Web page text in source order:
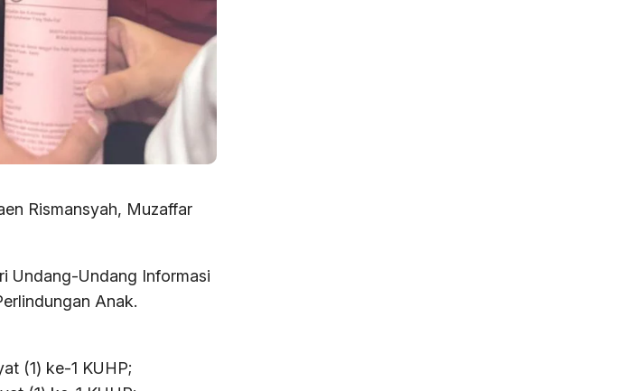
Rismansyah, Muzaffar
Undang-Undang Informasi
Anak.
(1) ke-1 KUHP;